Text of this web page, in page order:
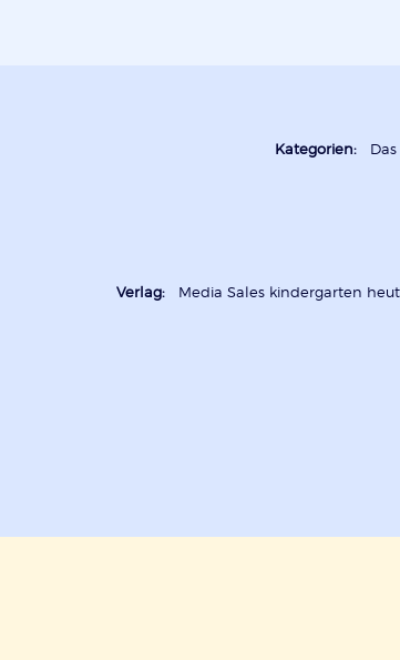
Kategorien:
Verlag: Media Sales kindergarten